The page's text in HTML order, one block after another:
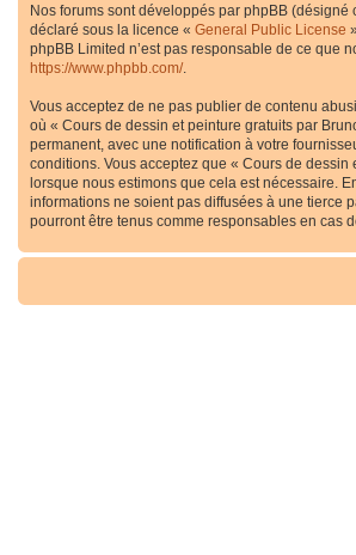
Nos forums sont développés par phpBB
déclaré sous la licence « General Public License
phpBB Limited n’est pas responsable de ce que
https://www.phpbb.com/.
Vous acceptez de ne pas publier de contenu
où « Cours de dessin et peinture gratuits par
permanent, avec une notification à votre
conditions. Vous acceptez que « Cours de
lorsque nous estimons que cela est nécessaire.
informations ne soient pas diffusées à une tierce
pourront être tenus comme responsables en cas